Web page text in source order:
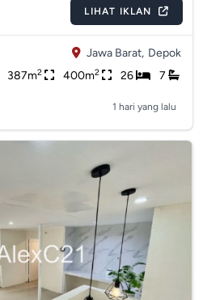
LIHAT IKLAN
Jawa Barat, Depok
387m2 400m2 26 7
1 hari yang lalu